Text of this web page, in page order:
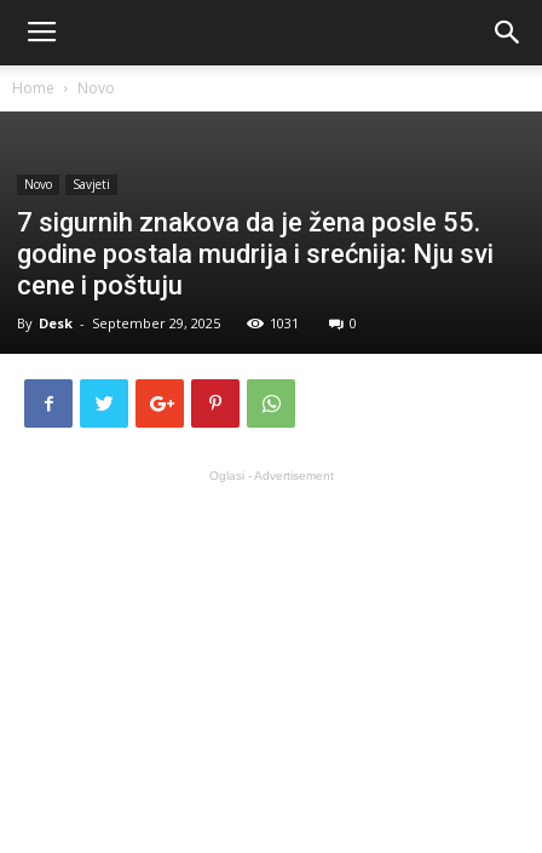
Home Novo
Novo Savjeti
7 sigurnih znakova da je žena posle 55.
godine postala mudrija i srećnija: Nju svi
cene i poštuju
By Desk - September 29, 2025 1031 0
Oglasi - Advertisement